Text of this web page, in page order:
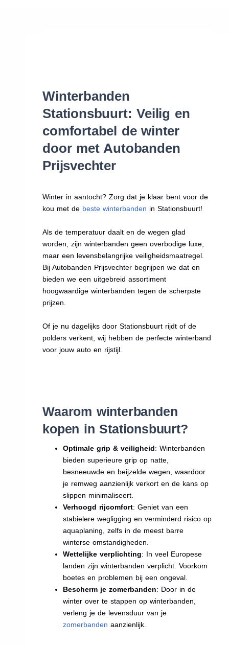
Winterbanden
Stationsbuurt: Veilig en
comfortabel de winter
door met Autobanden
Prijsvechter
Winter in aantocht? Zorg dat je klaar bent voor de
kou met de beste winterbanden in Stationsbuurt!
Als de temperatuur daalt en de wegen glad
worden, zijn winterbanden geen overbodige luxe,
maar een levensbelangrijke veiligheidsmaatregel.
Bij Autobanden Prijsvechter begrijpen we dat en
bieden we een uitgebreid assortiment
hoogwaardige winterbanden tegen de scherpste
prijzen.
Of je nu dagelijks door Stationsbuurt rijdt of de
polders verkent, wij hebben de perfecte winterband
voor jouw auto en rijstijl.
Waarom winterbanden
kopen in Stationsbuurt?
Optimale grip & veiligheid: Winterbanden
bieden superieure grip op natte,
besneeuwde en beijzelde wegen, waardoor
je remweg aanzienlijk verkort en de kans op
slippen minimaliseert.
Verhoogd rijcomfort: Geniet van een
stabielere wegligging en verminderd risico op
aquaplaning, zelfs in de meest barre
winterse omstandigheden.
Wettelijke verplichting: In veel Europese
landen zijn winterbanden verplicht. Voorkom
boetes en problemen bij een ongeval.
Bescherm je zomerbanden: Door in de
winter over te stappen op winterbanden,
verleng je de levensduur van je
zomerbanden aanzienlijk.